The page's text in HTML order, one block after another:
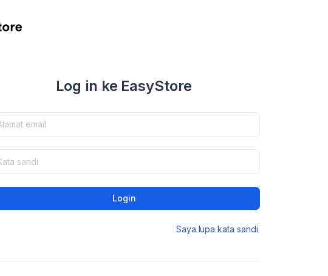
Log in ke EasyStore
Login
Saya lupa kata sandi